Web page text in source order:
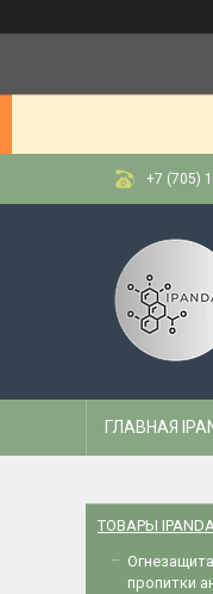
+7 (705)
ГЛАВНАЯ
ТОВАРЫ
пропитки